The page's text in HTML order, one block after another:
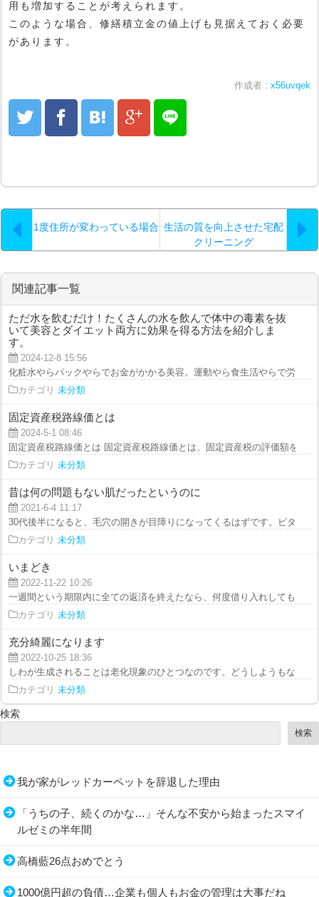
用も増加することが考えられます。
このような場合、修繕積立金の値上げも見据えておく必要
があります。
作成者 : x56uvqek
1度住所が変わっている場合 生活の質を向上させた宅配
クリーニング
関連記事一覧
ただ水を飲むだけ！たくさんの水を飲んで体中の毒素を抜
いて美容とダイエット両方に効果を得る方法を紹介しま
す。
2024-12-8 15:56
化粧水やらパックやらでお金がかかる美容。運動やら食生活やらで労力が
カテゴリ 未分類
固定資産税路線価とは
2024-5-1 08:46
固定資産税路線価とは 固定資産税路線価とは、固定資産税の評価額を計
カテゴリ 未分類
昔は何の問題もない肌だったというのに
2021-6-4 11:17
30代後半になると、毛穴の開きが目障りになってくるはずです。ビタミン
カテゴリ 未分類
いまどき
2022-11-22 10:26
一週間という期限内に全ての返済を終えたなら、何度借り入れしても無利
カテゴリ 未分類
充分綺麗になります
2022-10-25 18:36
しわが生成されることは老化現象のひとつなのです。どうしようもないこ
カテゴリ 未分類
検索
検索
我が家がレッドカーペットを辞退した理由
「うちの子、続くのかな…」そんな不安から始まったスマイ
ルゼミの半年間
高橋藍26点おめでとう
1000億円超の負債…企業も個人もお金の管理は大事だね